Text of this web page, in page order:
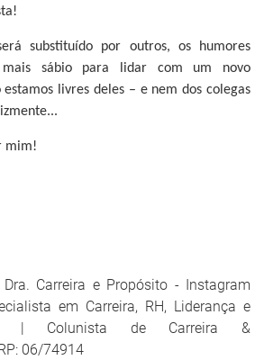
substituído por outros, os humores
mais sábio para lidar com um novo
livres deles – e nem dos colegas
mim!
Carreira e Propósito - Instagram
em Carreira, RH, Liderança e
| Colunista de Carreira &
06/74914